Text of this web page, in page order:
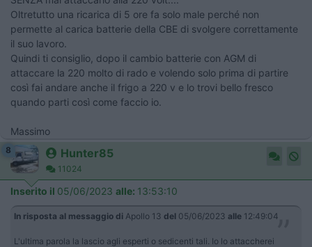
Oltretutto una ricarica di 5 ore fa solo male perché non
permette al carica batterie della CBE di svolgere correttamente
il suo lavoro.
Quindi ti consiglio, dopo il cambio batterie con AGM di
attaccare la 220 molto di rado e volendo solo prima di partire
così fai andare anche il frigo a 220 v e lo trovi bello fresco
quando parti così come faccio io.
Massimo
8 Hunter85
11024
Inserito il 05/06/2023 alle: 13:53:10
In risposta al messaggio di Apollo 13 del 05/06/2023 alle 12:49:04
L'ultima parola la lascio agli esperti o sedicenti tali. Io lo attaccherei